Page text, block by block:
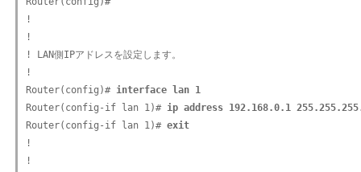
!
!
! LAN側IPアドレスを設定します。
!
Router(config)# interface lan 1
Router(config-if lan 1)# ip address 192.168.0.1
Router(config-if lan 1)# exit
!
!